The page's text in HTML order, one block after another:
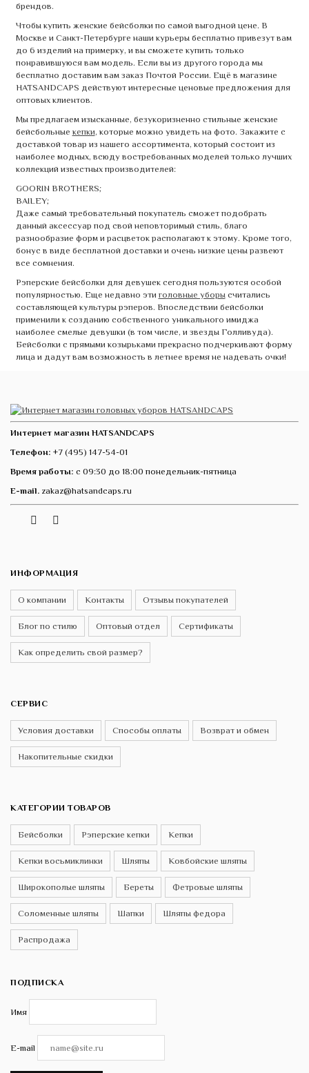
брендов.
Чтобы купить женские бейсболки по самой выгодной цене. В
Москве и Санкт-Петербурге наши курьеры бесплатно привезут вам
до 6 изделий на примерку, и вы сможете купить только
понравившуюся вам модель. Если вы из другого города мы
бесплатно доставим вам заказ Почтой России. Ещё в магазине
HATSANDCAPS действуют интересные ценовые предложения для
оптовых клиентов.
Мы предлагаем изысканные, безукоризненно стильные женские
бейсбольные кепки, которые можно увидеть на фото. Закажите с
доставкой товар из нашего ассортимента, который состоит из
наиболее модных, всюду востребованных моделей только лучших
коллекций известных производителей:
GOORIN BROTHERS;
BAILEY;
Даже самый требовательный покупатель сможет подобрать
данный аксессуар под свой неповторимый стиль, благо
разнообразие форм и расцветок располагают к этому. Кроме того,
бонус в виде бесплатной доставки и очень низкие цены развеют
все сомнения.
Рэперские бейсболки для девушек сегодня пользуются особой
популярностью. Еще недавно эти головные уборысчитались
составляющей культуры рэперов. Впоследствии бейсболки
применили к созданию собственного уникального имиджа
наиболее смелые девушки (в том числе, и звезды Голливуда).
Бейсболки с прямыми козырьками прекрасно подчеркивают форму
лица и дадут вам возможность в летнее время не надевать очки!
Интернет магазин HATSANDCAPS
Телефон: +7 (495) 147-54-01
Время работы: с 09:30 до 18:00 понедельник-пятница
E-mail. zakaz@hatsandcaps.ru
Telegram
ИНФОРМАЦИЯ
О компании Контакты Отзывы покупателей
Блог по стилю Оптовый отдел Сертификаты
Как определить свой размер?
СЕРВИС
Условия доставки Способы оплаты Возврат и обмен
Накопительные скидки
КАТЕГОРИИ ТОВАРОВ
Бейсболки Рэперские кепки Кепки
Кепки восьмиклинки Шляпы Ковбойские шляпы
Широкополые шляпы Береты Фетровые шляпы
Соломенные шляпы Шапки Шляпы федора
Распродажа
ПОДПИСКА
Имя
E-mail